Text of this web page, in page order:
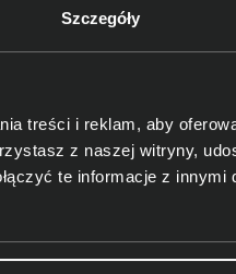
Szczegóły
treści i reklam, aby
z naszej witryny,
te informacje z innymi
Western Digital
Parkway;
za produkt
Western Digital
Moulineaux,